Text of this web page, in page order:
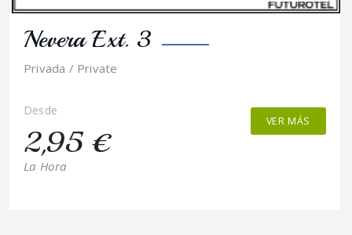
Nevera Ext. 3
Privada / Private
Desde
2,95 €
La Hora
VER MÁS